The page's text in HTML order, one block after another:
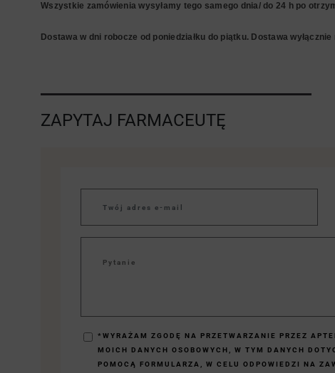
Wszystkie zamówienia wysyłamy tego samego dnia/ do 24 h po
Dostawa w dni robocze od poniedziałku do piątku. Dostawa
ZAPYTAJ FARMACEUTĘ
*WYRAŻAM ZGODĘ NA PRZETWARZANIE PRZEZ
MOICH DANYCH OSOBOWYCH, W TYM DANYCH
POMOCĄ FORMULARZA, W CELU ODPOWIEDZI NA